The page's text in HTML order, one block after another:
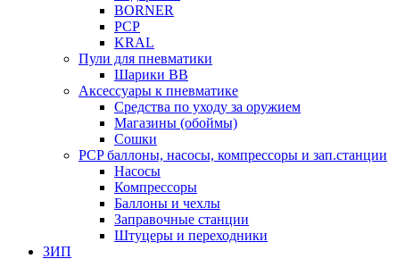
BORNER
PCP
KRAL
Пули для пневматики
Шарики BB
Аксессуары к пневматике
Средства по уходу за оружием
Магазины (обоймы)
Сошки
PCP баллоны, насосы, компрессоры и зап.станции
Насосы
Компрессоры
Баллоны и чехлы
Заправочные станции
Штуцеры и переходники
ЗИП